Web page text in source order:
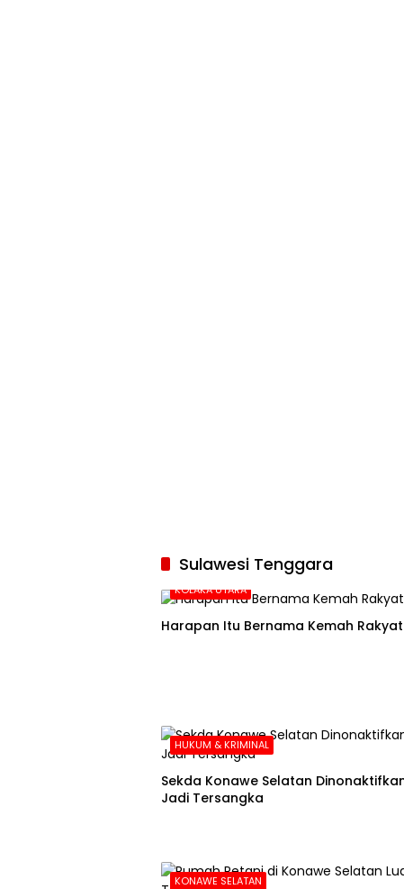
Sulawesi Tenggara
KOLAKA UTARA
Harapan Itu Bernama Kemah Rakyat
HUKUM & KRIMINAL
Sekda Konawe Selatan
Jadi Tersangka
KONAWE SELATAN